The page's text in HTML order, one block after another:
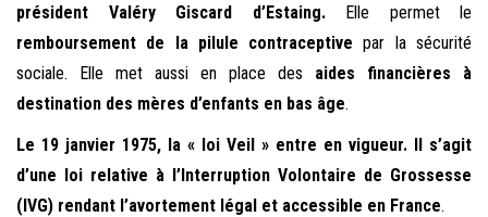
président Valéry Giscard d’Estaing. Elle permet le
remboursement de la pilule contraceptive par la sécurité
sociale. Elle met aussi en place des aides financières à
destination des mères d’enfants en bas âge.
Le 19 janvier 1975, la « loi Veil » entre en vigueur. Il s’agit
d’une loi relative à l’Interruption Volontaire de Grossesse
(IVG) rendant l’avortement légal et accessible en France.